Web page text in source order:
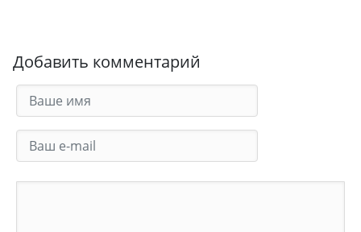
Добавить комментарий